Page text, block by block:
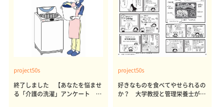
project50s
終了しました 【あなたを悩ませ
る「介護の洗濯」アンケート 体
project50s
好きなものを食べてやせられるの
か？ 大学教授と管理栄養士が出